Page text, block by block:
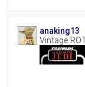
anaking13
Vintage